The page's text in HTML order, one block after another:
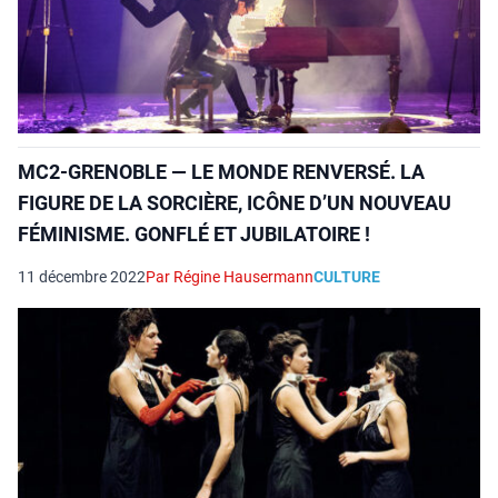
MC2-GRENOBLE — LE MONDE RENVERSÉ. LA
FIGURE DE LA SORCIÈRE, ICÔNE D’UN NOUVEAU
FÉMINISME. GONFLÉ ET JUBILATOIRE !
11 décembre 2022Par Régine HausermannCULTURE